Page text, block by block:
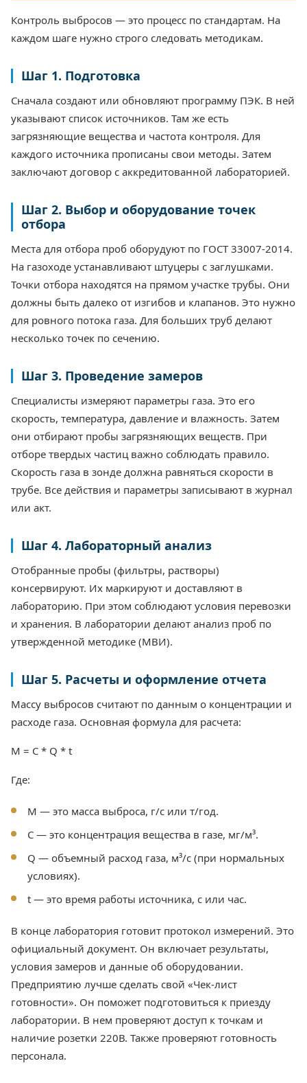
Контроль выбросов — это процесс по стандартам. На
каждом шаге нужно строго следовать методикам.
Шаг 1. Подготовка
Сначала создают или обновляют программу ПЭК. В ней
указывают список источников. Там же есть
загрязняющие вещества и частота контроля. Для
каждого источника прописаны свои методы. Затем
заключают договор с аккредитованной лабораторией.
Шаг 2. Выбор и оборудование точек
отбора
Места для отбора проб оборудуют по ГОСТ 33007-2014.
На газоходе устанавливают штуцеры с заглушками.
Точки отбора находятся на прямом участке трубы. Они
должны быть далеко от изгибов и клапанов. Это нужно
для ровного потока газа. Для больших труб делают
несколько точек по сечению.
Шаг 3. Проведение замеров
Специалисты измеряют параметры газа. Это его
скорость, температура, давление и влажность. Затем
они отбирают пробы загрязняющих веществ. При
отборе твердых частиц важно соблюдать правило.
Скорость газа в зонде должна равняться скорости в
трубе. Все действия и параметры записывают в журнал
или акт.
Шаг 4. Лабораторный анализ
Отобранные пробы (фильтры, растворы)
консервируют. Их маркируют и доставляют в
лабораторию. При этом соблюдают условия перевозки
и хранения. В лаборатории делают анализ проб по
утвержденной методике (МВИ).
Шаг 5. Расчеты и оформление отчета
Массу выбросов считают по данным о концентрации и
расходе газа. Основная формула для расчета:
M = C * Q * t
Где:
M — это масса выброса, г/с или т/год.
C — это концентрация вещества в газе, мг/м³.
Q — объемный расход газа, м³/с (при нормальных
условиях).
t — это время работы источника, с или час.
В конце лаборатория готовит протокол измерений. Это
официальный документ. Он включает результаты,
условия замеров и данные об оборудовании.
Предприятию лучше сделать свой «Чек-лист
готовности». Он поможет подготовиться к приезду
лаборатории. В нем проверяют доступ к точкам и
наличие розетки 220В. Также проверяют готовность
персонала.